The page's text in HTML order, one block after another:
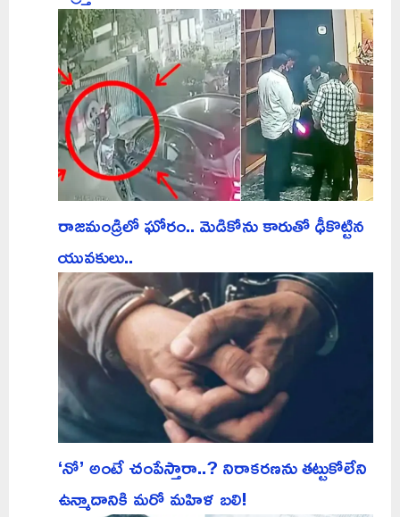
రాజమండ్రిలో ఘోరం.. మెడికోను కారుతో ఢీకొట్టిన
యువకులు..
‘నో’ అంటే చంపేస్తారా..? నిరాకరణను తట్టుకోలేని
ఉన్మాదానికి మరో మహిళ బలి!